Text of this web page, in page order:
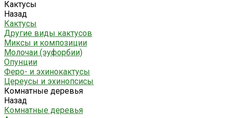
Кактусы
Назад
Кактусы
Другие виды кактусов
Миксы и композиции
Молочаи (эуфорбии)
Опунции
Феро- и эхинокактусы
Цереусы и эхинопсисы
Комнатные деревья
Назад
Комнатные деревья